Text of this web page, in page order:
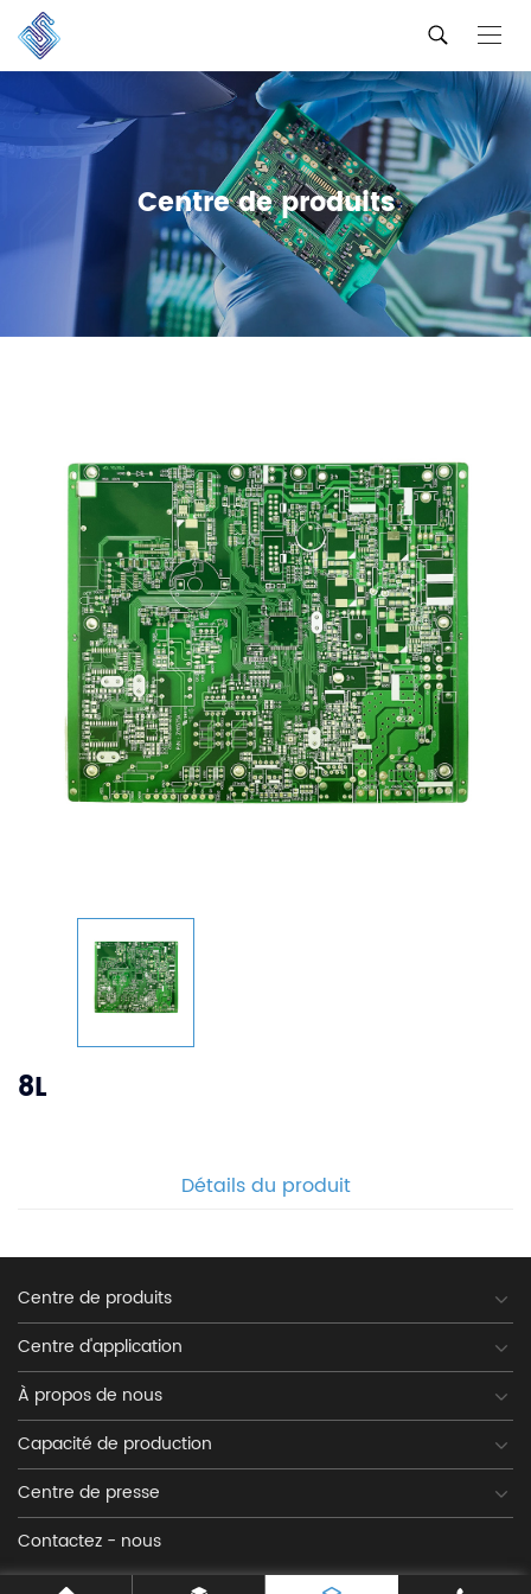
Centre de produits
8L
Détails du produit
Centre de produits
Centre d'application
À propos de nous
Capacité de production
Centre de presse
Contactez - nous